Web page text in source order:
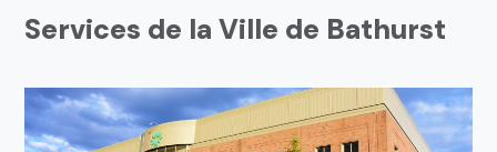
Services de la Ville de Bathurst